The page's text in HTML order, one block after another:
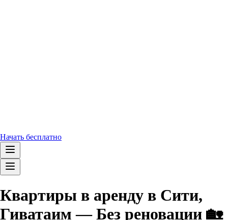
Начать бесплатно
Квартиры в аренду в Сити,
Гиватаим — Без реновации 🏡